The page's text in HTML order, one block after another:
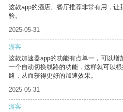
这款app的酒店、餐厅推荐非常有用，让
验。
2025-05-31
游客
这款加速器app的功能有点单一，可以增
一个自动切换线路的功能，这样就可以
路，从而获得更好的加速效果。
2025-05-31
游客